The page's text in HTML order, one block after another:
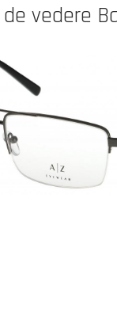
vedere